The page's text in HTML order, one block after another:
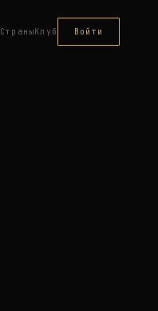
СтраныКлуб Войти